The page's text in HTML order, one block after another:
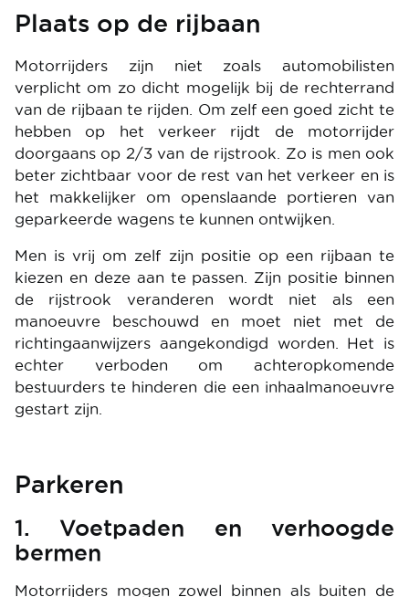
Plaats op de rijbaan
Motorrijders zijn niet zoals automobilisten
verplicht om zo dicht mogelijk bij de rechterrand
van de rijbaan te rijden. Om zelf een goed zicht te
hebben op het verkeer rijdt de motorrijder
doorgaans op 2/3 van de rijstrook. Zo is men ook
beter zichtbaar voor de rest van het verkeer en is
het makkelijker om openslaande portieren van
geparkeerde wagens te kunnen ontwijken.
Men is vrij om zelf zijn positie op een rijbaan te
kiezen en deze aan te passen. Zijn positie binnen
de rijstrook veranderen wordt niet als een
manoeuvre beschouwd en moet niet met de
richtingaanwijzers aangekondigd worden. Het is
echter verboden om achteropkomende
bestuurders te hinderen die een inhaalmanoeuvre
gestart zijn.
Parkeren
1. Voetpaden en verhoogde
bermen
Motorrijders mogen zowel binnen als buiten de